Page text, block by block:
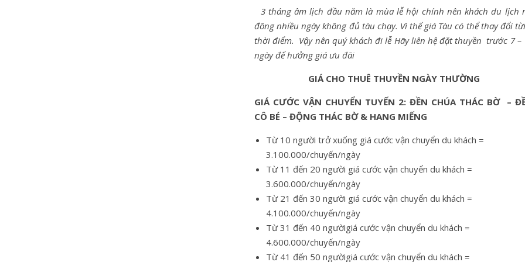
3 tháng âm lịch đầu năm là mùa lễ hội chính nên khách du lịch
đông nhiều ngày không đủ tàu chạy. Vì thế giá Tàu có thể thay đổi
thời điểm. Vậy nên quý khách đi lễ Hãy liên hệ đặt thuyền trước 7 –
ngày để hưởng giá ưu đãi
GIÁ CHO THUÊ THUYỀN NGÀY THƯỜNG
GIÁ CƯỚC VẬN CHUYỂN TUYẾN 2: ĐỀN CHÚA THÁC BỜ –
CÔ BÉ – ĐỘNG THÁC BỜ & HANG MIẾNG
Từ 10 người trở xuống giá cước vận chuyển du khách =
3.100.000/chuyến/ngày
Từ 11 đến 20 người giá cước vận chuyển du khách =
3.600.000/chuyến/ngày
Từ 21 đến 30 người giá cước vận chuyển du khách =
4.100.000/chuyến/ngày
Từ 31 đến 40 ngườigiá cước vận chuyển du khách =
4.600.000/chuyến/ngày
Từ 41 đến 50 ngườigiá cước vận chuyển du khách =